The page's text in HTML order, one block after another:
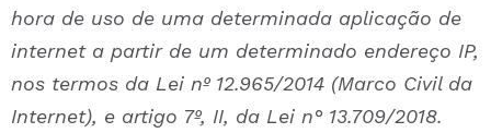
hora de uso de uma determinada aplicação de
internet a partir de um determinado endereço IP,
nos termos da Lei nº 12.965/2014 (Marco Civil da
Internet), e artigo 7º, II, da Lei n° 13.709/2018.